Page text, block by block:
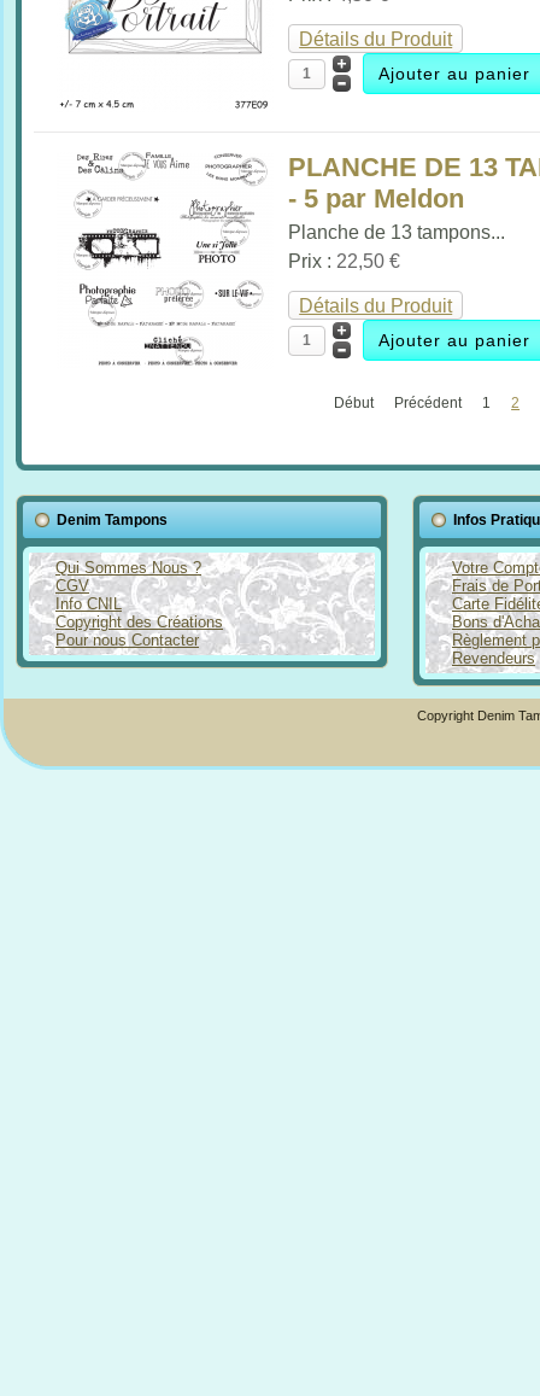
Détails du Produit
PLANCHE DE 13
- 5 par Meldon
Planche de 13 tampons...
Prix : 22,50 €
Détails du Produit
Début Précédent 1 2
Denim Tampons
Qui Sommes Nous ?
CGV
Info CNIL
Copyright des Créations
Pour nous Contacter
Infos
Votre
Frais de
Carte
Bons
Règlement
Revendeurs
Copyright Denim